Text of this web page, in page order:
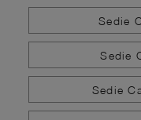
Sedie
Sedie
Sedie